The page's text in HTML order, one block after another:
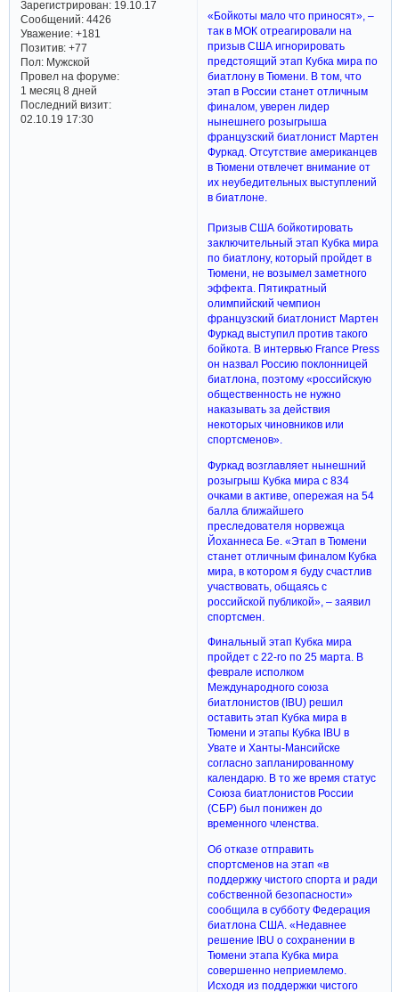
Зарегистрирован: 19.10.17
Сообщений:4426
Уважение: +181
Позитив: +77
Пол:Мужской
Провел на форуме:
1 месяц 8 дней
Последний визит:
02.10.19 17:30
«Бойкоты мало что приносят», –
так в МОК отреагировали на
призыв США игнорировать
предстоящий этап Кубка мира по
биатлону в Тюмени. В том, что
этап в России станет отличным
финалом, уверен лидер
нынешнего розыгрыша
французский биатлонист Мартен
Фуркад. Отсутствие американцев
в Тюмени отвлечет внимание от
их неубедительных выступлений
в биатлоне.
Призыв США бойкотировать
заключительный этап Кубка мира
по биатлону, который пройдет в
Тюмени, не возымел заметного
эффекта. Пятикратный
олимпийский чемпион
французский биатлонист Мартен
Фуркад выступил против такого
бойкота. В интервью France Press
он назвал Россию поклонницей
биатлона, поэтому «российскую
общественность не нужно
наказывать за действия
некоторых чиновников или
спортсменов».
Фуркад возглавляет нынешний
розыгрыш Кубка мира с 834
очками в активе, опережая на 54
балла ближайшего
преследователя норвежца
Йоханнеса Бе. «Этап в Тюмени
станет отличным финалом Кубка
мира, в котором я буду счастлив
участвовать, общаясь с
российской публикой», – заявил
спортсмен.
Финальный этап Кубка мира
пройдет с 22-го по 25 марта. В
феврале исполком
Международного союза
биатлонистов (IBU) решил
оставить этап Кубка мира в
Тюмени и этапы Кубка IBU в
Увате и Ханты-Мансийске
согласно запланированному
календарю. В то же время статус
Союза биатлонистов России
(СБР) был понижен до
временного членства.
Об отказе отправить
спортсменов на этап «в
поддержку чистого спорта и ради
собственной безопасности»
сообщила в субботу Федерация
биатлона США. «Недавнее
решение IBU о сохранении в
Тюмени этапа Кубка мира
совершенно неприемлемо.
Исходя из поддержки чистого